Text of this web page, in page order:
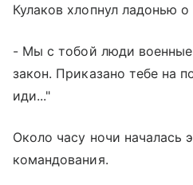
Кулаков хлопнул ладонью о
- Мы с тобой люди
закон. Приказано тебе на
иди..."
Около часу ночи началась
командования.